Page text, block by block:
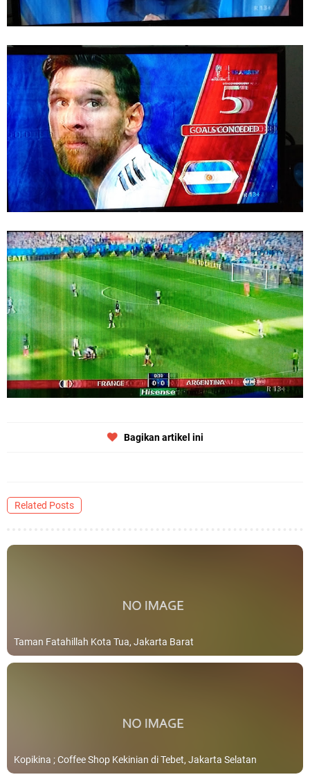
Bagikan artikel ini
Related Posts
Taman Fatahillah Kota Tua, Jakarta Barat
Kopikina ; Coffee Shop Kekinian di Tebet, Jakarta Selatan